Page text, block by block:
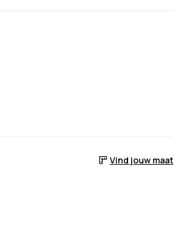
Vind jouw maat
isop voorraad is